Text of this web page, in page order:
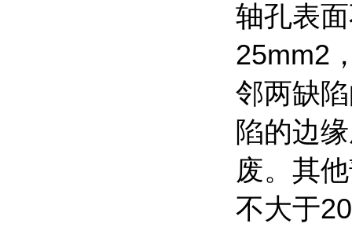
轴孔表
25mm2
邻两缺
陷的边
废。其
不大于